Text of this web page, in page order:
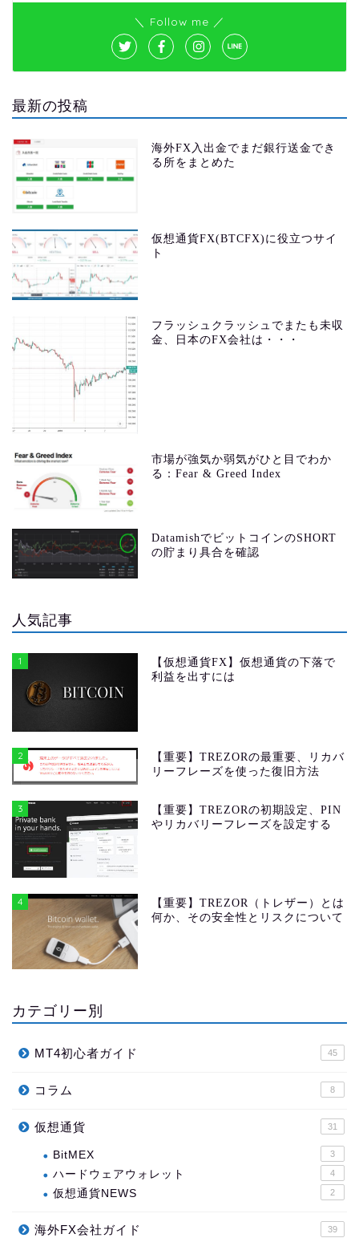
＼ Follow me ／
最新の投稿
海外FX入出金でまだ銀行送金でき
る所をまとめた
仮想通貨FX(BTCFX)に役立つサイ
ト
フラッシュクラッシュでまたも未収
金、日本のFX会社は・・・
市場が強気か弱気がひと目でわか
る：Fear & Greed Index
DatamishでビットコインのSHORT
の貯まり具合を確認
人気記事
1
【仮想通貨FX】仮想通貨の下落で
利益を出すには
2
【重要】TREZORの最重要、リカバ
リーフレーズを使った復旧方法
3
【重要】TREZORの初期設定、PIN
やリカバリーフレーズを設定する
4
【重要】TREZOR（トレザー）とは
何か、その安全性とリスクについて
カテゴリー別
MT4初心者ガイド 45
コラム 8
仮想通貨 31
BitMEX 3
ハードウェアウォレット 4
仮想通貨NEWS 2
海外FX会社ガイド 39